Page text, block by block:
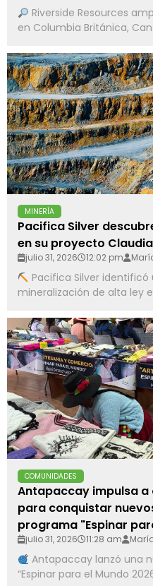
Riverside Resources
en Columbia Británica,
MINERÍA
Pacifica Silver
en su proyecto
julio 31, 2026 12:02 pm
Pacifica Silver
mineralización de alta ley
COMUNIDADES
Antapaccay impulsa a
para conquistar
programa "Espinar
julio 31, 2026 11:28 am
Antapaccay lanzó una
“Espinar para el Mundo